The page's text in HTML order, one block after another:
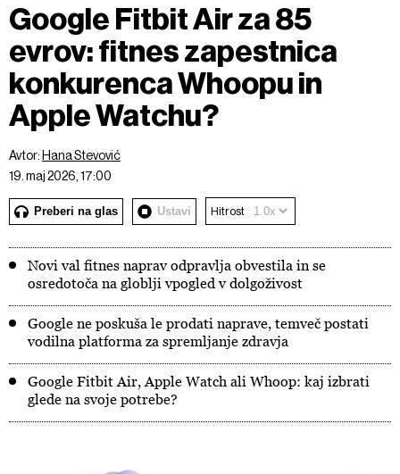
Google Fitbit Air za 85
evrov: fitnes zapestnica
konkurenca Whoopu in
Apple Watchu?
Avtor: Hana Stevović
19. maj 2026, 17:00
Preberi na glas Ustavi Hitrost
Novi val fitnes naprav odpravlja obvestila in se
osredotoča na globlji vpogled v dolgoživost
Google ne poskuša le prodati naprave, temveč postati
vodilna platforma za spremljanje zdravja
Google Fitbit Air, Apple Watch ali Whoop: kaj izbrati
glede na svoje potrebe?